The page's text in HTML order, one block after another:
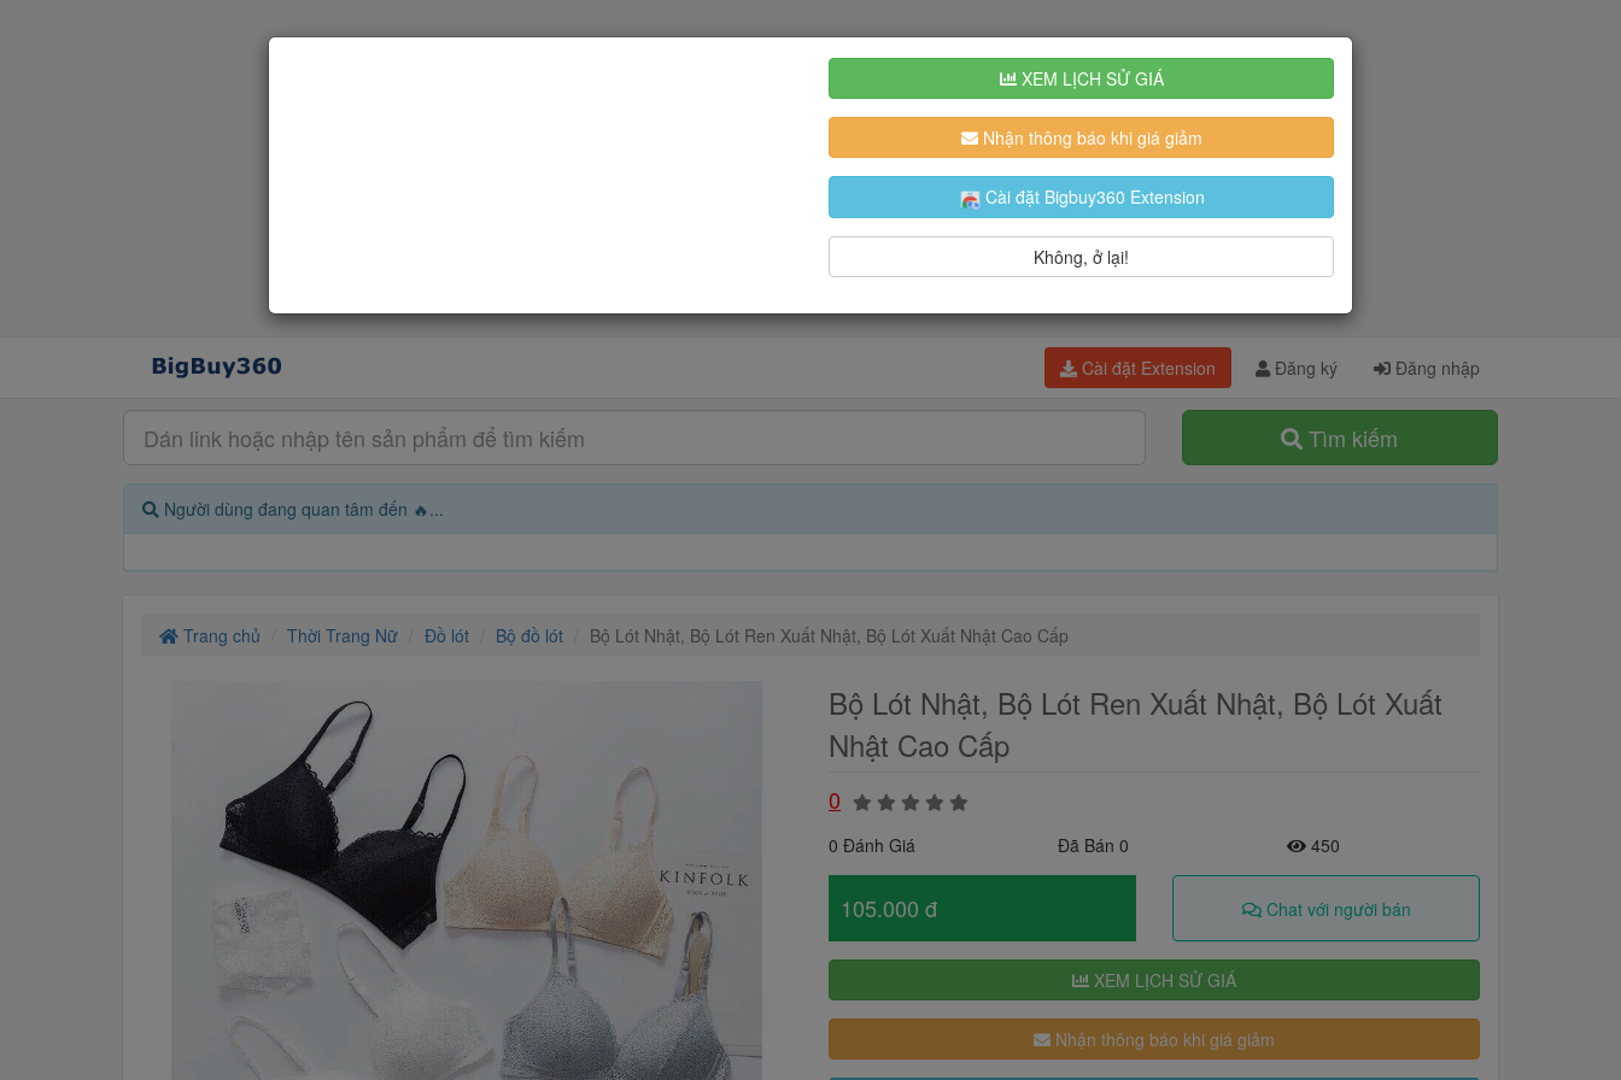
Cài đặt Extension Đăng ký Đăng nhập
Tìm kiếm
Người dùng đang quan tâm đến 🔥...
Trang chủ Thời Trang Nữ Đồ lót Bộ đồ lót Bộ Lót Nhật, Bộ Lót Ren Xuất Nhật, Bộ Lót Xuất Nhật Cao Cấp
Bộ Lót Nhật, Bộ Lót Ren Xuất Nhật, Bộ Lót Xuất
Nhật Cao Cấp
0
0 Đánh Giá Đã Bán 0 450
105.000 đ Chat với người bán
XEM LỊCH SỬ GIÁ
Nhận thông báo khi giá giảm
XEM LỊCH SỬ GIÁ
Nhận thông báo khi giá giảm
Cài đặt Bigbuy360 Extension
Không, ở lại!